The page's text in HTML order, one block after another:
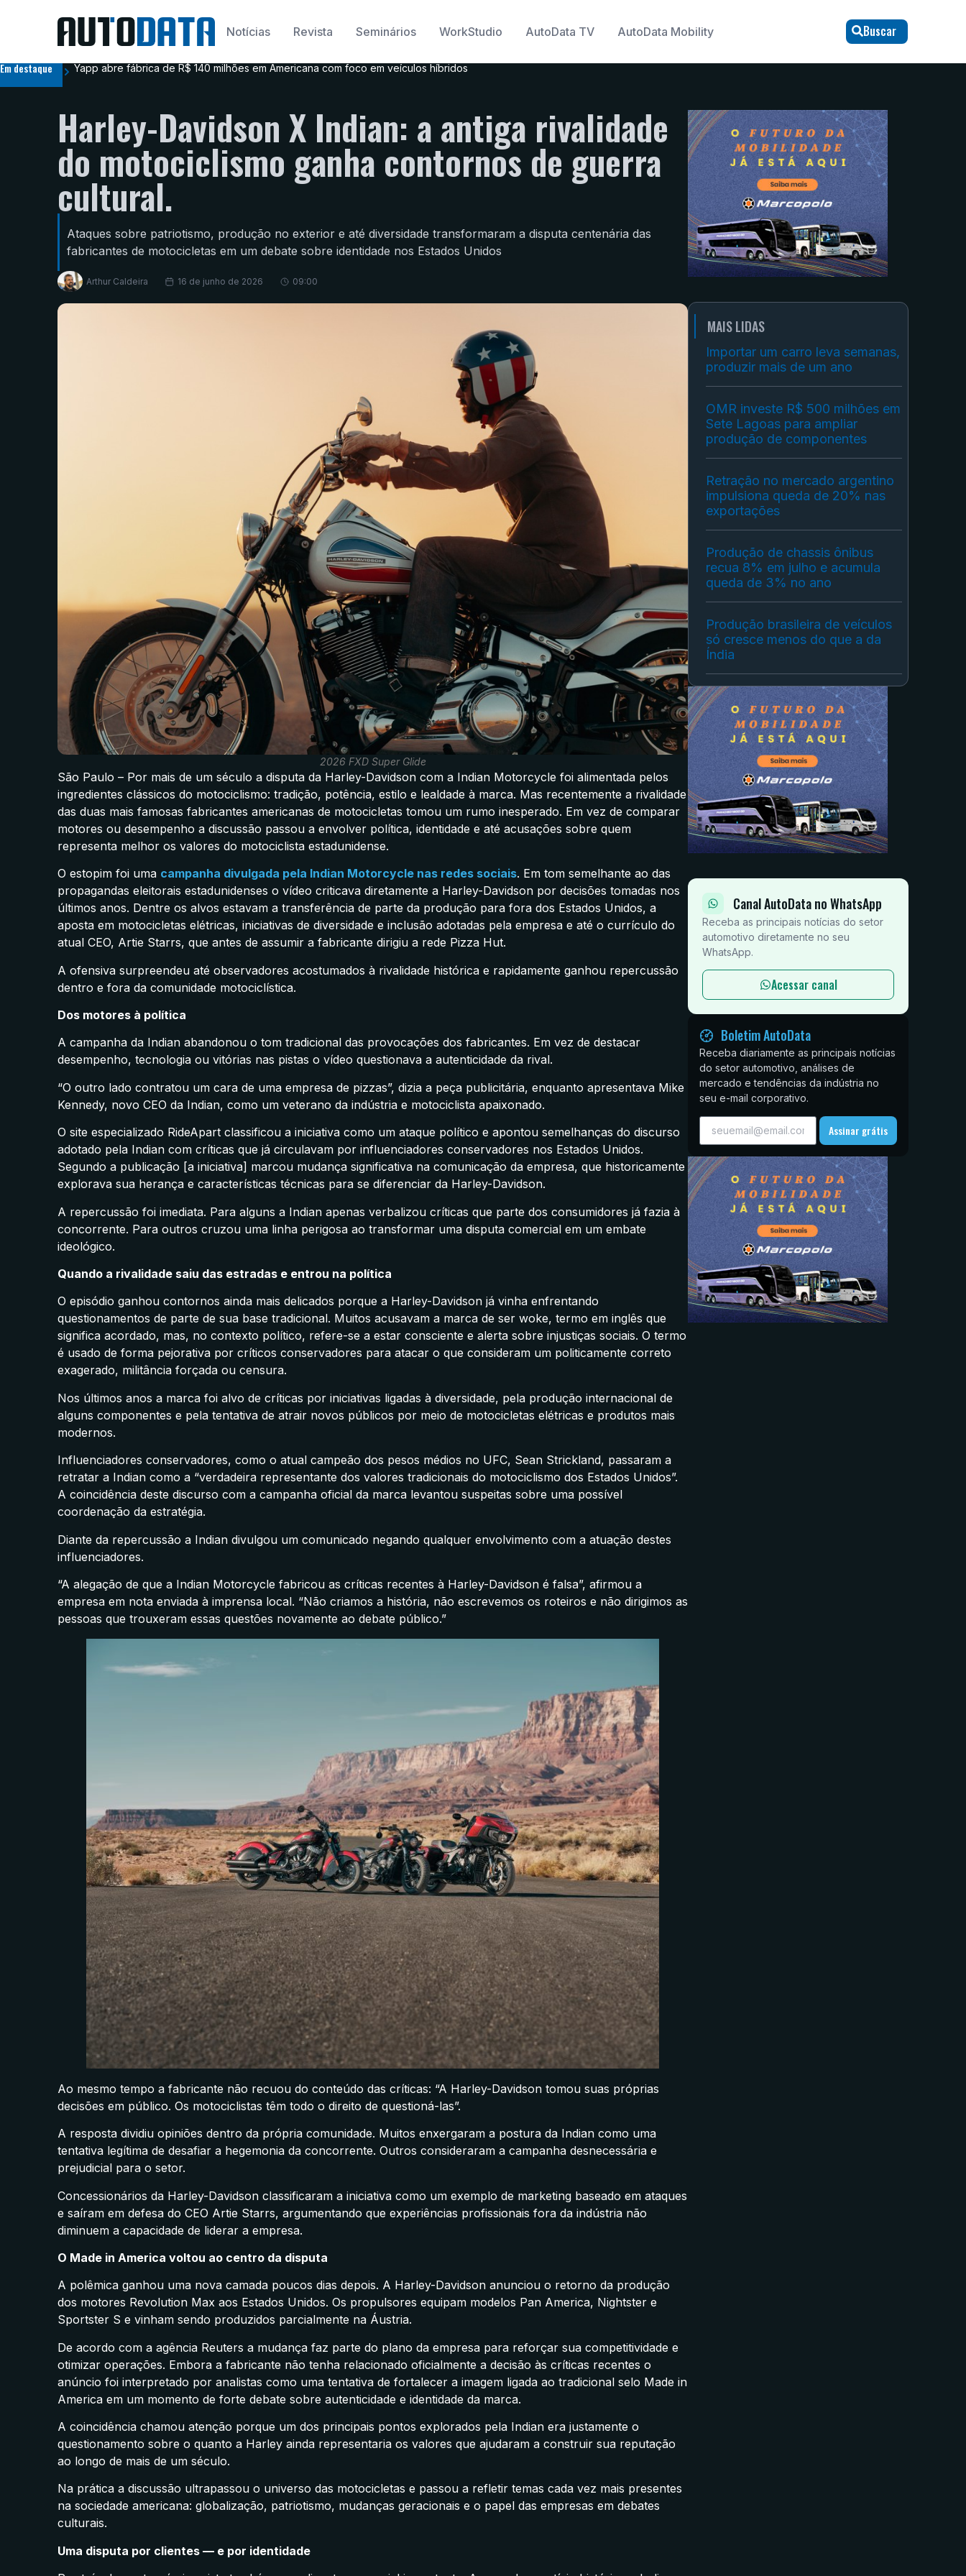
Notícias Revista Seminários WorkStudio AutoData TV AutoData Mobility Buscar
Em destaque Yapp abre fábrica de R$ 140 milhões em Americana com foco em veículos híbridos
Harley-Davidson X Indian: a antiga rivalidade
do motociclismo ganha contornos de guerra
cultural.
Ataques sobre patriotismo, produção no exterior e até diversidade transformaram a disputa centenária das
fabricantes de motocicletas em um debate sobre identidade nos Estados Unidos
Arthur Caldeira 16 de junho de 2026 09:00
2026 FXD Super Glide
São Paulo – Por mais de um século a disputa da Harley-Davidson com a Indian Motorcycle foi alimentada pelos
ingredientes clássicos do motociclismo: tradição, potência, estilo e lealdade à marca. Mas recentemente a rivalidade
das duas mais famosas fabricantes americanas de motocicletas tomou um rumo inesperado. Em vez de comparar
motores ou desempenho a discussão passou a envolver política, identidade e até acusações sobre quem
representa melhor os valores do motociclista estadunidense.
O estopim foi uma campanha divulgada pela Indian Motorcycle nas redes sociais. Em tom semelhante ao das
propagandas eleitorais estadunidenses o vídeo criticava diretamente a Harley-Davidson por decisões tomadas nos
últimos anos. Dentre os alvos estavam a transferência de parte da produção para fora dos Estados Unidos, a
aposta em motocicletas elétricas, iniciativas de diversidade e inclusão adotadas pela empresa e até o currículo do
atual CEO, Artie Starrs, que antes de assumir a fabricante dirigiu a rede Pizza Hut.
A ofensiva surpreendeu até observadores acostumados à rivalidade histórica e rapidamente ganhou repercussão
dentro e fora da comunidade motociclística.
Dos motores à política
A campanha da Indian abandonou o tom tradicional das provocações dos fabricantes. Em vez de destacar
desempenho, tecnologia ou vitórias nas pistas o vídeo questionava a autenticidade da rival.
“O outro lado contratou um cara de uma empresa de pizzas”, dizia a peça publicitária, enquanto apresentava Mike
Kennedy, novo CEO da Indian, como um veterano da indústria e motociclista apaixonado.
O site especializado RideApart classificou a iniciativa como um ataque político e apontou semelhanças do discurso
adotado pela Indian com críticas que já circulavam por influenciadores conservadores nos Estados Unidos.
Segundo a publicação [a iniciativa] marcou mudança significativa na comunicação da empresa, que historicamente
explorava sua herança e características técnicas para se diferenciar da Harley-Davidson.
A repercussão foi imediata. Para alguns a Indian apenas verbalizou críticas que parte dos consumidores já fazia à
concorrente. Para outros cruzou uma linha perigosa ao transformar uma disputa comercial em um embate
ideológico.
Quando a rivalidade saiu das estradas e entrou na política
O episódio ganhou contornos ainda mais delicados porque a Harley-Davidson já vinha enfrentando
questionamentos de parte de sua base tradicional. Muitos acusavam a marca de ser woke, termo em inglês que
significa acordado, mas, no contexto político, refere-se a estar consciente e alerta sobre injustiças sociais. O termo
é usado de forma pejorativa por críticos conservadores para atacar o que consideram um politicamente correto
exagerado, militância forçada ou censura.
Nos últimos anos a marca foi alvo de críticas por iniciativas ligadas à diversidade, pela produção internacional de
alguns componentes e pela tentativa de atrair novos públicos por meio de motocicletas elétricas e produtos mais
modernos.
Influenciadores conservadores, como o atual campeão dos pesos médios no UFC, Sean Strickland, passaram a
retratar a Indian como a “verdadeira representante dos valores tradicionais do motociclismo dos Estados Unidos”.
A coincidência deste discurso com a campanha oficial da marca levantou suspeitas sobre uma possível
coordenação da estratégia.
Diante da repercussão a Indian divulgou um comunicado negando qualquer envolvimento com a atuação destes
influenciadores.
“A alegação de que a Indian Motorcycle fabricou as críticas recentes à Harley-Davidson é falsa”, afirmou a
empresa em nota enviada à imprensa local. “Não criamos a história, não escrevemos os roteiros e não dirigimos as
pessoas que trouxeram essas questões novamente ao debate público.”
Ao mesmo tempo a fabricante não recuou do conteúdo das críticas: “A Harley-Davidson tomou suas próprias
decisões em público. Os motociclistas têm todo o direito de questioná-las”.
A resposta dividiu opiniões dentro da própria comunidade. Muitos enxergaram a postura da Indian como uma
tentativa legítima de desafiar a hegemonia da concorrente. Outros consideraram a campanha desnecessária e
prejudicial para o setor.
Concessionários da Harley-Davidson classificaram a iniciativa como um exemplo de marketing baseado em ataques
e saíram em defesa do CEO Artie Starrs, argumentando que experiências profissionais fora da indústria não
diminuem a capacidade de liderar a empresa.
O Made in America voltou ao centro da disputa
A polêmica ganhou uma nova camada poucos dias depois. A Harley-Davidson anunciou o retorno da produção
dos motores Revolution Max aos Estados Unidos. Os propulsores equipam modelos Pan America, Nightster e
Sportster S e vinham sendo produzidos parcialmente na Áustria.
De acordo com a agência Reuters a mudança faz parte do plano da empresa para reforçar sua competitividade e
otimizar operações. Embora a fabricante não tenha relacionado oficialmente a decisão às críticas recentes o
anúncio foi interpretado por analistas como uma tentativa de fortalecer a imagem ligada ao tradicional selo Made in
America em um momento de forte debate sobre autenticidade e identidade da marca.
A coincidência chamou atenção porque um dos principais pontos explorados pela Indian era justamente o
questionamento sobre o quanto a Harley ainda representaria os valores que ajudaram a construir sua reputação
ao longo de mais de um século.
Na prática a discussão ultrapassou o universo das motocicletas e passou a refletir temas cada vez mais presentes
na sociedade americana: globalização, patriotismo, mudanças geracionais e o papel das empresas em debates
culturais.
Uma disputa por clientes — e por identidade
MAIS LIDAS
Importar um carro leva semanas,
produzir mais de um ano
OMR investe R$ 500 milhões em
Sete Lagoas para ampliar
produção de componentes
Retração no mercado argentino
impulsiona queda de 20% nas
exportações
Produção de chassis ônibus
recua 8% em julho e acumula
queda de 3% no ano
Produção brasileira de veículos
só cresce menos do que a da
Índia
Canal AutoData no WhatsApp
Receba as principais notícias do setor
automotivo diretamente no seu
WhatsApp.
Acessar canal
Boletim AutoData
Receba diariamente as principais notícias
do setor automotivo, análises de
mercado e tendências da indústria no
seu e-mail corporativo.
Assinar grátis